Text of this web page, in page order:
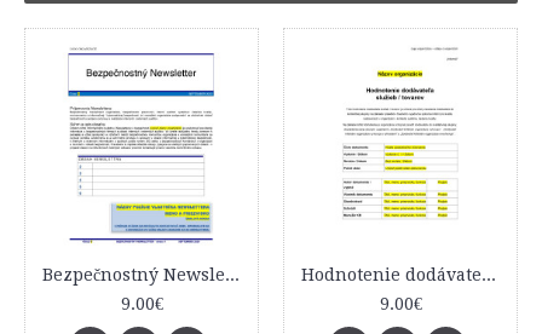
Bezpečnostný Newsletter - vzor dokumentu
9.00€
Hodnotenie dodávateľa služieb / tovarov - vzor dokumentu
9.00€